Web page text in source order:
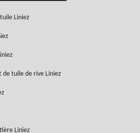
Liniez
tuile de rive Liniez
Liniez